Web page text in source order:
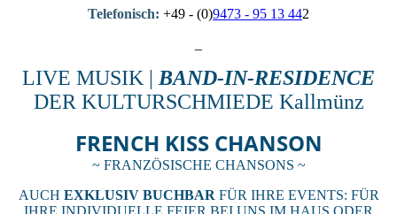
Telefonisch: +49 - (0)9473 - 95 13 442
LIVE MUSIK | BAND-IN-RESIDENCE
DER KULTURSCHMIEDE Kallmünz
FRENCH KISS CHANSON
~ FRANZÖSISCHE CHANSONS ~
AUCH EXKLUSIV BUCHBAR FÜR IHRE EVENTS: FÜR
IHRE INDIVIDUELLE FEIER BEI UNS IM HAUS ODER